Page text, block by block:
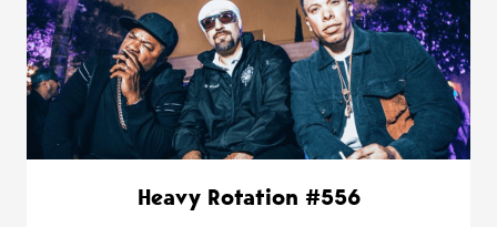
Heavy Rotation #556